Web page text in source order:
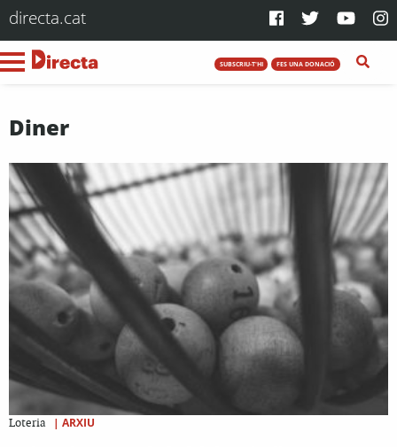
directa.cat
SUBSCRIU-T'HI FES UNA DONACIÓ
Diner
Loteria | ARXIU